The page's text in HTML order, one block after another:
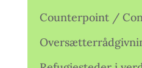
Counterpoint /